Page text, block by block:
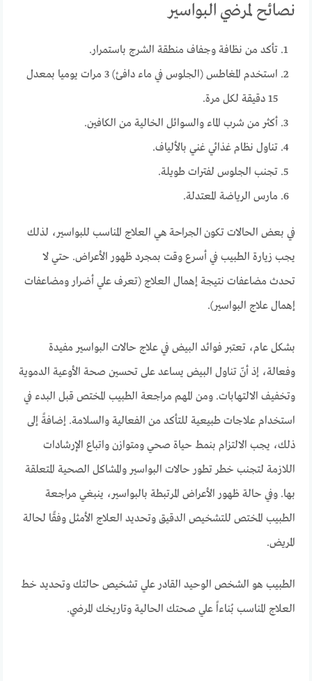
نصائح لمرضي البواسير
تأكد من نظافة وجفاف منطقة الشرج باستمرار.
استخدم المغاطس (الجلوس في ماء دافئ) 3 مرات يوميا بمعدل
15 دقيقة لكل مرة.
أكثر من شرب الماء والسوائل الخالية من الكافين.
تناول نظام غذائي غني بالألياف.
تجنب الجلوس لفترات طويلة.
مارس الرياضة المعتدلة.
في بعض الحالات تكون الجراحة هي العلاج المناسب للبواسير، لذلك
يجب زيارة الطبيب في أسرع وقت بمجرد ظهور الأعراض. حتي لا
تحدث مضاعفات نتيجة إهمال العلاج (تعرف علي أضرار ومضاعفات
إهمال علاج البواسير).
بشكل عام، تعتبر فوائد البيض في علاج حالات البواسير مفيدة
وفعالة، إذ أنّ تناول البيض يساعد على تحسين صحة الأوعية الدموية
وتخفيف الالتهابات. ومن المهم مراجعة الطبيب المختص قبل البدء في
استخدام علاجات طبيعية للتأكد من الفعالية والسلامة. إضافةً إلى
ذلك، يجب الالتزام بنمط حياة صحي ومتوازن واتباع الإرشادات
اللازمة لتجنب خطر تطور حالات البواسير والمشاكل الصحية المتعلقة
بها. وفي حالة ظهور الأعراض المرتبطة بالبواسير، ينبغي مراجعة
الطبيب المختص للتشخيص الدقيق وتحديد العلاج الأمثل وفقًا لحالة
المريض.
الطبيب هو الشخص الوحيد القادر علي تشخيص حالتك وتحديد خط
العلاج المناسب بُناءاً علي صحتك الحالية وتاريخك المرضي.